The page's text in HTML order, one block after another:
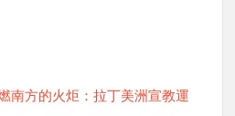
南方的火炬：拉丁美洲宣教運